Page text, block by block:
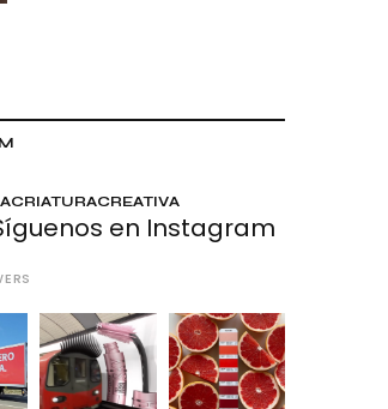
en Instagram